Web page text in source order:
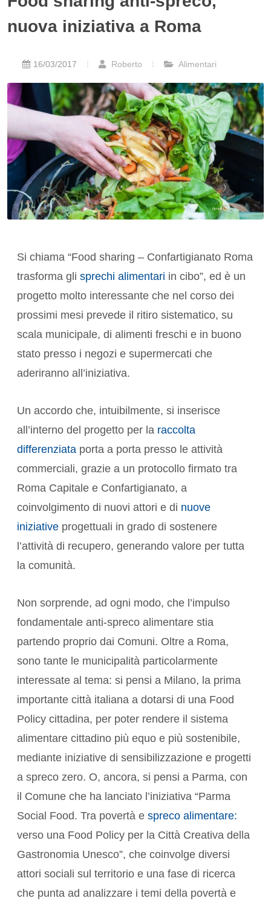
nuova iniziativa a Roma
16/03/2017 Roberto Alimentari
Si chiama “Food sharing – Confartigianato Roma
trasforma gli sprechi alimentari in cibo”, ed è un
progetto molto interessante che nel corso dei
prossimi mesi prevede il ritiro sistematico, su
scala municipale, di alimenti freschi e in buono
stato presso i negozi e supermercati che
aderiranno all’iniziativa.
Un accordo che, intuibilmente, si inserisce
all’interno del progetto per la raccolta
differenziata porta a porta presso le attività
commerciali, grazie a un protocollo firmato tra
Roma Capitale e Confartigianato, a
coinvolgimento di nuovi attori e di nuove
iniziative progettuali in grado di sostenere
l’attività di recupero, generando valore per tutta
la comunità.
Non sorprende, ad ogni modo, che l’impulso
fondamentale anti-spreco alimentare stia
partendo proprio dai Comuni. Oltre a Roma,
sono tante le municipalità particolarmente
interessate al tema: si pensi a Milano, la prima
importante città italiana a dotarsi di una Food
Policy cittadina, per poter rendere il sistema
alimentare cittadino più equo e più sostenibile,
mediante iniziative di sensibilizzazione e progetti
a spreco zero. O, ancora, si pensi a Parma, con
il Comune che ha lanciato l’iniziativa “Parma
Social Food. Tra povertà e spreco alimentare:
verso una Food Policy per la Città Creativa della
Gastronomia Unesco”, che coinvolge diversi
attori sociali sul territorio e una fase di ricerca
che punta ad analizzare i temi della povertà e